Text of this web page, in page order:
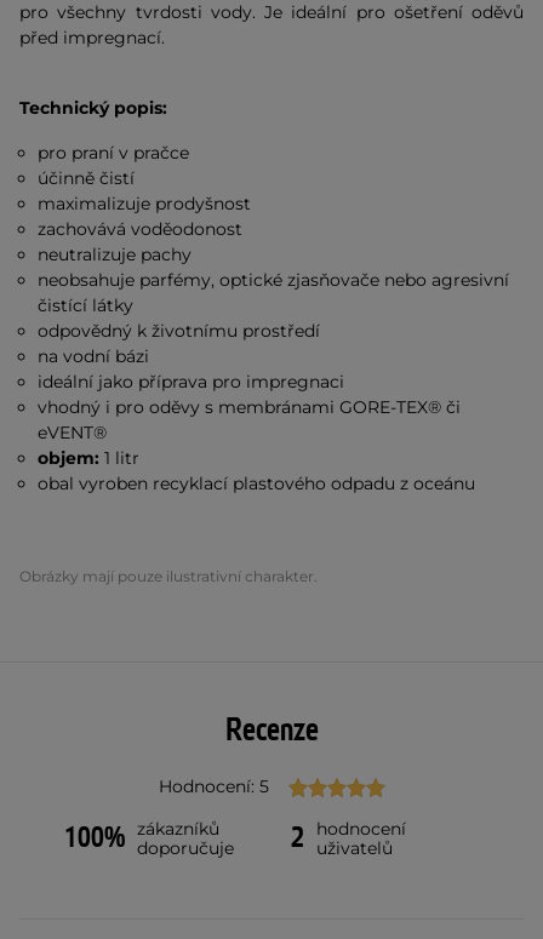
pro všechny tvrdosti vody. Je ideální pro ošetření oděvů
před impregnací.
Technický popis:
pro praní v pračce
účinně čistí
maximalizuje prodyšnost
zachovává voděodonost
neutralizuje pachy
neobsahuje parfémy, optické zjasňovače nebo agresivní
čistící látky
odpovědný k životnímu prostředí
na vodní bázi
ideální jako příprava pro impregnaci
vhodný i pro oděvy s membránami GORE-TEX® či
eVENT®
objem:1 litr
obal vyroben recyklací plastového odpadu z oceánu
Obrázky mají pouze ilustrativní charakter.
Recenze
Hodnocení: 5
100% zákazníků
doporučuje
2
hodnocení
uživatelů